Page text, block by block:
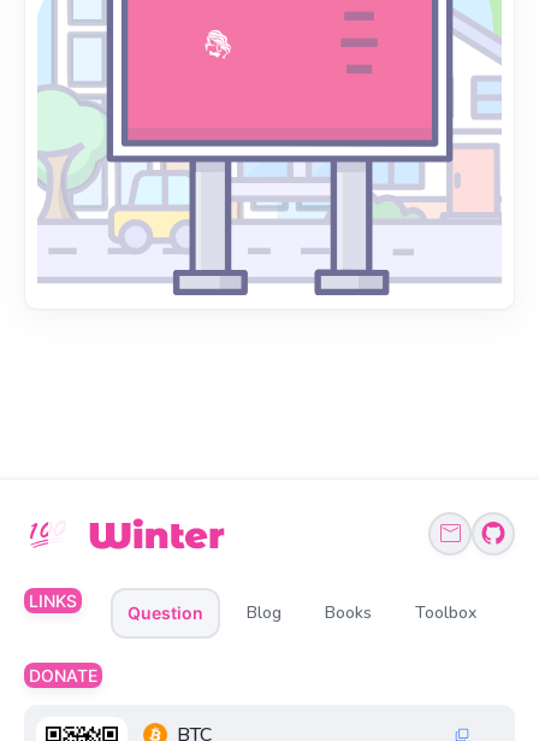
LINKS
Question Blog Books Toolbox
DONATE
BTC